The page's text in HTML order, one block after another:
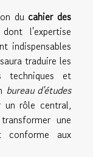
du cahier des
l'expertise
indispensables
traduire les
techniques et
bureau d'études
rôle central,
une
aux